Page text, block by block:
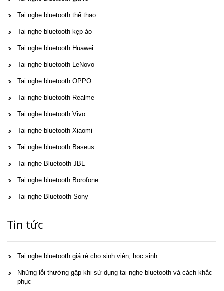
Tai nghe bluetooth thể thao
Tai nghe bluetooth kẹp áo
Tai nghe bluetooth Huawei
Tai nghe bluetooth LeNovo
Tai nghe bluetooth OPPO
Tai nghe bluetooth Realme
Tai nghe bluetooth Vivo
Tai nghe bluetooth Xiaomi
Tai nghe bluetooth Baseus
Tai nghe Bluetooth JBL
Tai nghe bluetooth Borofone
Tai nghe Bluetooth Sony
Tin tức
Tai nghe bluetooth giá rẻ cho sinh viên, học sinh
Những lỗi thường gặp khi sử dụng tai nghe bluetooth và cách khắc
phục